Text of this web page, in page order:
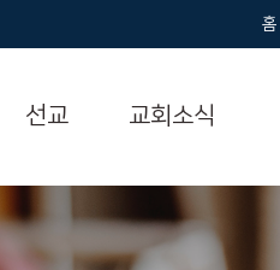
홈
선교 교회소식